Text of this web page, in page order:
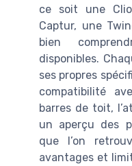
ce soit une
Captur, une
bien
disponibles.
ses propres
compatibilité
barres de toit,
un aperçu des
que l’on
avantages et